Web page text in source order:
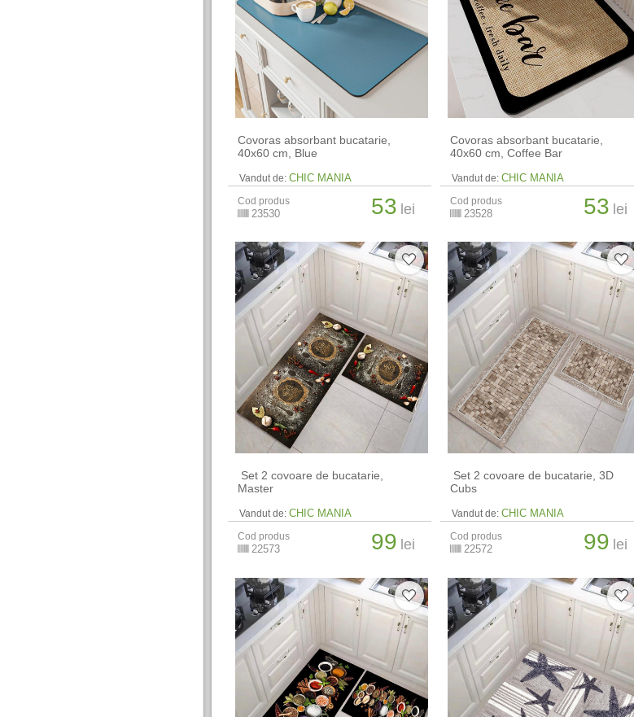
Covoras absorbant bucatarie,
40x60 cm, Blue
Vandut de: CHIC MANIA
Cod produs
23530 53 lei
Covoras absorbant bucatarie,
40x60 cm, Coffee Bar
Vandut de: CHIC MANIA
Cod produs
23528 53 lei
​ Set 2 covoare de bucatarie,
Master
Vandut de: CHIC MANIA
Cod produs
22573 99 lei
​ Set 2 covoare de bucatarie, 3D
Cubs
Vandut de: CHIC MANIA
Cod produs
22572 99 lei